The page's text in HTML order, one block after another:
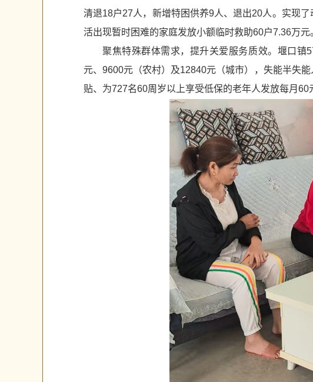
清退18户27人，新增特困供养9人、退出20人。实现
活出现暂时困难的家庭发放小额临时救助60户7.36万元
聚焦特殊群体需求，提升关爱服务质效。堰口镇
元、9600元（农村）及12840元（城市），失能半失
贴、为727名60周岁以上享受低保的老年人发放每月60